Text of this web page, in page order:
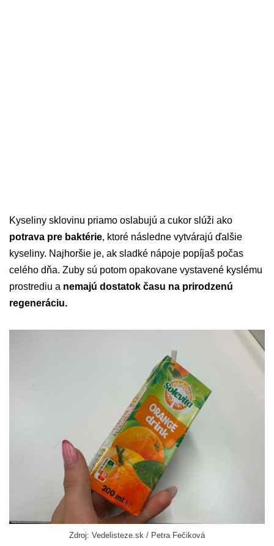
Kyseliny sklovinu priamo oslabujú a cukor slúži ako
potrava pre baktérie, ktoré následne vytvárajú ďalšie
kyseliny. Najhoršie je, ak sladké nápoje popíjaš počas
celého dňa. Zuby sú potom opakovane vystavené kyslému
prostrediu a nemajú dostatok času na prirodzenú
regeneráciu.
Zdroj: Vedelisteze.sk / Petra Fečiková